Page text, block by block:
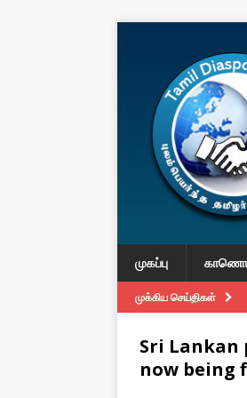
முகப்பு
முக்கிய செய்திகள்
Sri Lankan
now being